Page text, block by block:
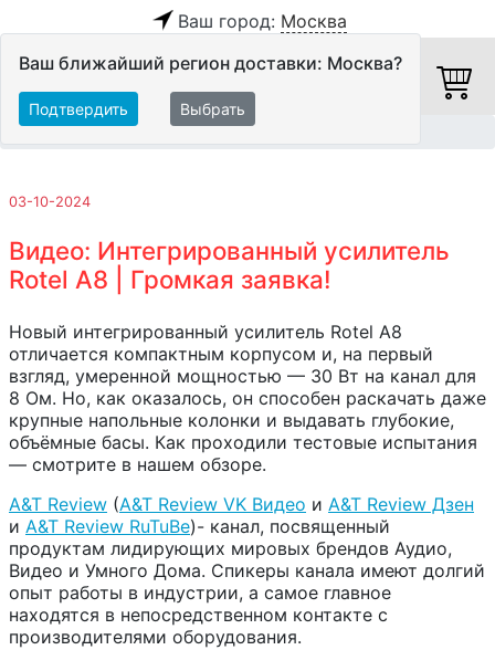
Ваш город: Москва
Ваш ближайший регион доставки: Москва?
Подтвердить Выбрать
03-10-2024
Видео: Интегрированный усилитель
Rotel A8 | Громкая заявка!
Новый интегрированный усилитель Rotel A8
отличается компактным корпусом и, на первый
взгляд, умеренной мощностью — 30 Вт на канал для
8 Ом. Но, как оказалось, он способен раскачать даже
крупные напольные колонки и выдавать глубокие,
объёмные басы. Как проходили тестовые испытания
— смотрите в нашем обзоре.
A&T Review (A&T Review VK Видео и A&T Review Дзен
и A&T Review RuTuBe)- канал, посвященный
продуктам лидирующих мировых брендов Аудио,
Видео и Умного Дома. Спикеры канала имеют долгий
опыт работы в индустрии, а самое главное
находятся в непосредственном контакте с
производителями оборудования.